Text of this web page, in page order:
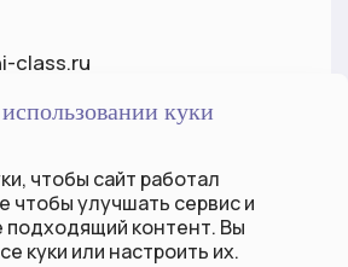
куки
чтобы сайт работал
чтобы улучшать сервис и
подходящий контент. Вы
куки или настроить их.